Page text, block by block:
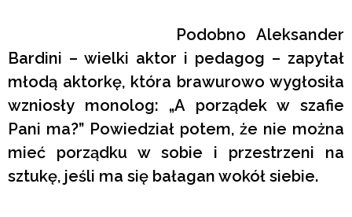
Podobno Aleksander
Bardini – wielki aktor i pedagog – zapytał
młodą aktorkę, która brawurowo wygłosiła
wzniosły monolog: „A porządek w szafie
Pani ma?” Powiedział potem, że nie można
mieć porządku w sobie i przestrzeni na
sztukę, jeśli ma się bałagan wokół siebie.